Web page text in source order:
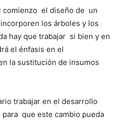
comienzo el diseño de un
los árboles y los
hay que trabajar si bien y en
el énfasis en el
la sustitución de insumos
trabajar en el desarrollo
para que este cambio pueda